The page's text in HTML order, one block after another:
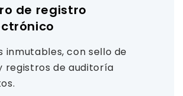
de registro
inmutables, con sello de
registros de auditoría